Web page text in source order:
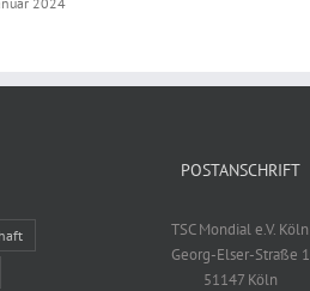
POSTANSCHRIFT
TSC Mondial e.V. Köln
Georg-Elser-Straße 1
51147 Köln